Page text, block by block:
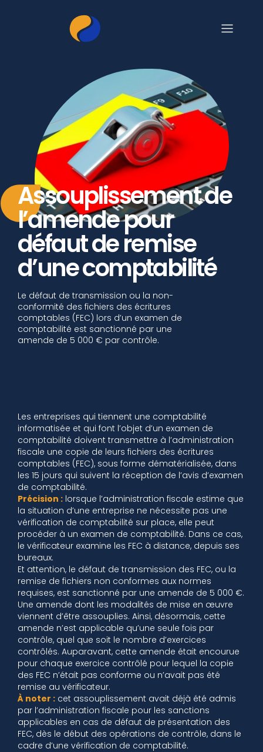
Assouplissement de
l’amende pour
défaut de remise
d’une comptabilité
Le défaut de transmission ou la non-
conformité des fichiers des écritures
comptables (FEC) lors d’un examen de
comptabilité est sanctionné par une
amende de 5 000 € par contrôle.
Les entreprises qui tiennent une comptabilité
informatisée et qui font l’objet d’un examen de
comptabilité doivent transmettre à l’administration
fiscale une copie de leurs fichiers des écritures
comptables (FEC), sous forme dématérialisée, dans
les 15 jours qui suivent la réception de l’avis d’examen
de comptabilité.
Précision : lorsque l’administration fiscale estime que
la situation d’une entreprise ne nécessite pas une
vérification de comptabilité sur place, elle peut
procéder à un examen de comptabilité. Dans ce cas,
le vérificateur examine les FEC à distance, depuis ses
bureaux.
Et attention, le défaut de transmission des FEC, ou la
remise de fichiers non conformes aux normes
requises, est sanctionné par une amende de 5 000 €.
Une amende dont les modalités de mise en œuvre
viennent d’être assouplies. Ainsi, désormais, cette
amende n’est applicable qu’une seule fois par
contrôle, quel que soit le nombre d’exercices
contrôlés. Auparavant, cette amende était encourue
pour chaque exercice contrôlé pour lequel la copie
des FEC n’était pas conforme ou n’avait pas été
remise au vérificateur.
À noter : cet assouplissement avait déjà été admis
par l’administration fiscale pour les sanctions
applicables en cas de défaut de présentation des
FEC, dès le début des opérations de contrôle, dans le
cadre d’une vérification de comptabilité.